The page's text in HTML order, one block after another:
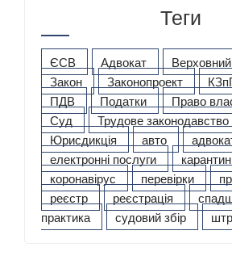
Теги
ЄСВ Адвокат
Закон
Законопроект
ПДВ
Податки Право
Суд
Трудове законодавство
Юрисдикція
авто
електронні послуги
карантин
коронавірус
перевірки
реєстр
реєстрація
практика
судовий збір